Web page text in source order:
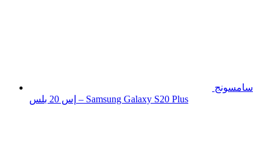
سامسونج
إس 20 بلس – Samsung Galaxy S20 Plus